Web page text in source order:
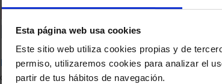
Esta página web usa cookies
Este sitio web utiliza cookies propias y de
permiso, utilizaremos cookies para analizar el
partir de tus hábitos de navegación.
Recomendado.
Le hacemos un
Descárguese el archivoe indíquenos los ISINs
de sus alternativas de Clases Limpias con las